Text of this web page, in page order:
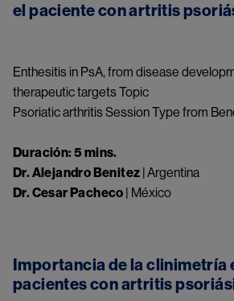
el paciente con artritis
Enthesitis in PsA, from disease
therapeutic targets Topic
Psoriatic arthritis Session Type from
Duración: 5 mins.
Dr. Alejandro Benitez Argentina
Dr. Cesar Pacheco
México
Importancia de la clinimetría
pacientes con artritis